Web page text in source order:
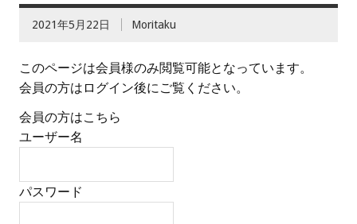
2021年5月22日 Moritaku
このページは会員様のみ閲覧可能となっています。
会員の方はログイン後にご覧ください。
会員の方はこちら
ユーザー名
パスワード